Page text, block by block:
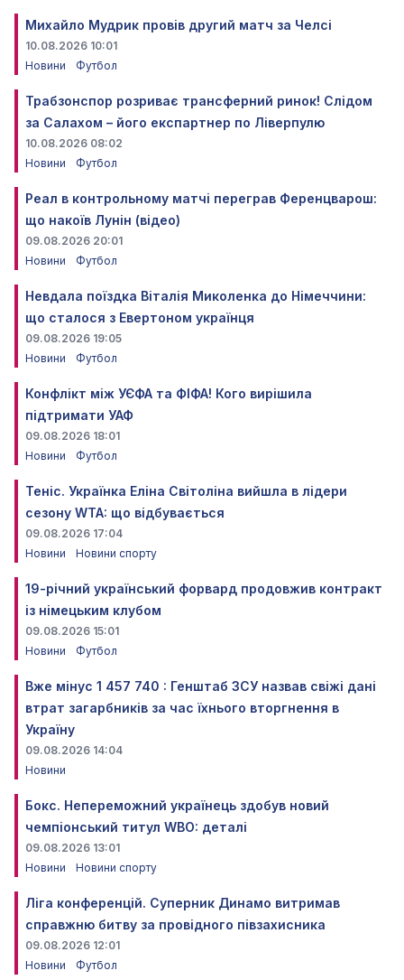
Михайло Мудрик провів другий матч за Челсі
10.08.2026 10:01
Новини
Футбол
Трабзонспор розриває трансферний ринок! Слідом
за Салахом – його експартнер по Ліверпулю
10.08.2026 08:02
Новини
Футбол
Реал в контрольному матчі переграв Ференцварош:
що накоїв Лунін (відео)
09.08.2026 20:01
Новини
Футбол
Невдала поїздка Віталія Миколенка до Німеччини:
що сталося з Евертоном українця
09.08.2026 19:05
Новини
Футбол
Конфлікт між УЄФА та ФІФА! Кого вирішила
підтримати УАФ
09.08.2026 18:01
Новини
Футбол
Теніс. Українка Еліна Світоліна вийшла в лідери
сезону WTA: що відбувається
09.08.2026 17:04
Новини
Новини спорту
19-річний український форвард продовжив контракт
із німецьким клубом
09.08.2026 15:01
Новини
Футбол
Вже мінус 1 457 740 : Генштаб ЗСУ назвав свіжі дані
втрат загарбників за час їхнього вторгнення в
Україну
09.08.2026 14:04
Новини
Бокс. Непереможний українець здобув новий
чемпіонський титул WBO: деталі
09.08.2026 13:01
Новини
Новини спорту
Ліга конференцій. Суперник Динамо витримав
справжню битву за провідного півзахисника
09.08.2026 12:01
Новини
Футбол